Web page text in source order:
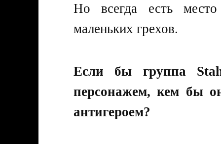
Но всегда есть
маленьких грехов.
Если бы группа
персонажем, кем бы
антигероем?